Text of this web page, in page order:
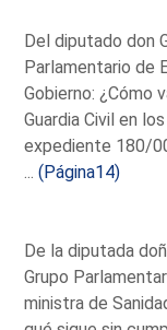
Del diputado don
Parlamentario de
Gobierno: ¿Cómo
Guardia Civil en
expediente 180/
...(Página14)
De la diputada
Grupo
ministra de